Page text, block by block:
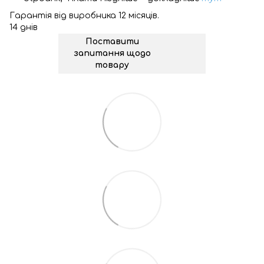
Гарантія від виробника 12 місяців.
14 днів
Поставити
запитання щодо
товару